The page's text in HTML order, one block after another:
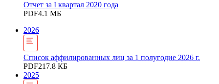
Отчет за I квартал 2020 года
PDF4.1 МБ
2026
Список аффилированных лиц за 1 полугодие 2026 г.
PDF217.8 КБ
2025